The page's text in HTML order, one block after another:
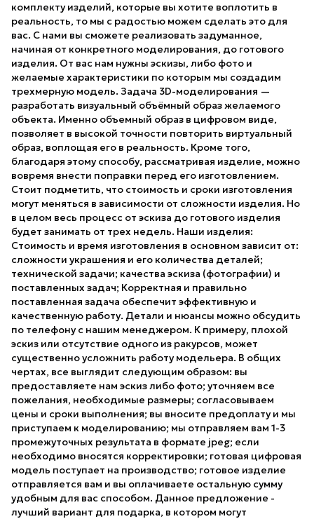
комплекту изделий, которые вы хотите воплотить в
реальность, то мы с радостью можем сделать это для
вас. С нами вы сможете реализовать задуманное,
начиная от конкретного моделирования, до готового
изделия. От вас нам нужны эскизы, либо фото и
желаемые характеристики по которым мы создадим
трехмерную модель. Задача 3D-моделирования —
разработать визуальный объёмный образ желаемого
объекта. Именно объемный образ в цифровом виде,
позволяет в высокой точности повторить виртуальный
образ, воплощая его в реальность. Кроме того,
благодаря этому способу, рассматривая изделие, можно
вовремя внести поправки перед его изготовлением.
Стоит подметить, что стоимость и сроки изготовления
могут меняться в зависимости от сложности изделия. Но
в целом весь процесс от эскиза до готового изделия
будет занимать от трех недель. Наши изделия:
Стоимость и время изготовления в основном зависит от:
сложности украшения и его количества деталей;
технической задачи; качества эскиза (фотографии) и
поставленных задач; Корректная и правильно
поставленная задача обеспечит эффективную и
качественную работу. Детали и нюансы можно обсудить
по телефону с нашим менеджером. К примеру, плохой
эскиз или отсутствие одного из ракурсов, может
существенно усложнить работу модельера. В общих
чертах, все выглядит следующим образом: вы
предоставляете нам эскиз либо фото; уточняем все
пожелания, необходимые размеры; согласовываем
цены и сроки выполнения; вы вносите предоплату и мы
приступаем к моделированию; мы отправляем вам 1-3
промежуточных результата в формате jpeg; если
необходимо вносятся корректировки; готовая цифровая
модель поступает на производство; готовое изделие
отправляется вам и вы оплачиваете остальную сумму
удобным для вас способом. Данное предложение -
лучший вариант для подарка, в котором могут